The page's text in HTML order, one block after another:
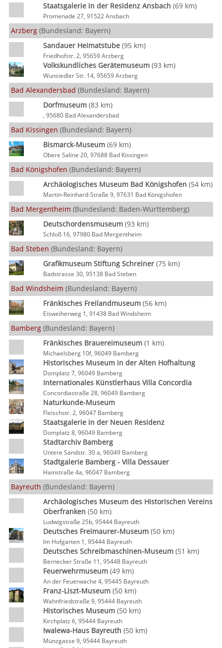
Staatsgalerie in der Residenz Ansbach (69 km)
Promenade 27, 91522 Ansbach
Arzberg (Bundesland: Bayern)
Sandauer Heimatstube(95 km)
Friedhofstr. 2, 95659 Arzberg
Volkskundliches Gerätemuseum(93 km)
Wunsiedler Str. 14, 95659 Arzberg
Bad Alexandersbad (Bundesland: Bayern)
Dorfmuseum(83 km)
, 95680 Bad Alexandersbad
Bad Kissingen (Bundesland: Bayern)
Bismarck-Museum(69 km)
Obere Saline 20, 97688 Bad Kissingen
Bad Königshofen (Bundesland: Bayern)
Archäologisches Museum Bad Königshofen (54 km)
Martin-Reinhard-Straße 9, 97631 Bad Königshofen
Bad Mergentheim (Bundesland: Baden-Württemberg)
Deutschordensmuseum(93 km)
Schloß 16, 97980 Bad Mergentheim
Bad Steben (Bundesland: Bayern)
Grafikmuseum Stiftung Schreiner(75 km)
Badstrasse 30, 95138 Bad Steben
Bad Windsheim (Bundesland: Bayern)
Fränkisches Freilandmuseum(56 km)
Eisweiherweg 1, 91438 Bad Windsheim
Bamberg (Bundesland: Bayern)
Fränkisches Brauereimuseum(1 km)
Michaelsberg 10f, 96049 Bamberg
Historisches Museum in der Alten Hofhaltung
Domplatz 7, 96049 Bamberg
Internationales Künstlerhaus Villa Concordia
Concordiastraße 28, 96049 Bamberg
Naturkunde-Museum
Fleischstr. 2, 96047 Bamberg
Staatsgalerie in der Neuen Residenz
Domplatz 8, 96049 Bamberg
Stadtarchiv Bamberg
Untere Sandstr. 30 a, 96049 Bamberg
Stadtgalerie Bamberg - Villa Dessauer
Hainstraße 4a, 96047 Bamberg
Bayreuth (Bundesland: Bayern)
Archäologisches Museum des Historischen Vereins
Oberfranken (50 km)
Ludwigstraße 25b, 95444 Bayreuth
Deutsches Freimaurer-Museum(50 km)
Im Hofgarten 1, 95444 Bayreuth
Deutsches Schreibmaschinen-Museum(51 km)
Bernecker Straße 11, 95448 Bayreuth
Feuerwehrmuseum(49 km)
An der Feuerwache 4, 95445 Bayreuth
Franz-Liszt-Museum(50 km)
Wahnfriedstraße 9, 95444 Bayreuth
Historisches Museum(50 km)
Kirchplatz 6, 95444 Bayreuth
Iwalewa-Haus Bayreuth (50 km)
Münzgasse 9, 95444 Bayreuth